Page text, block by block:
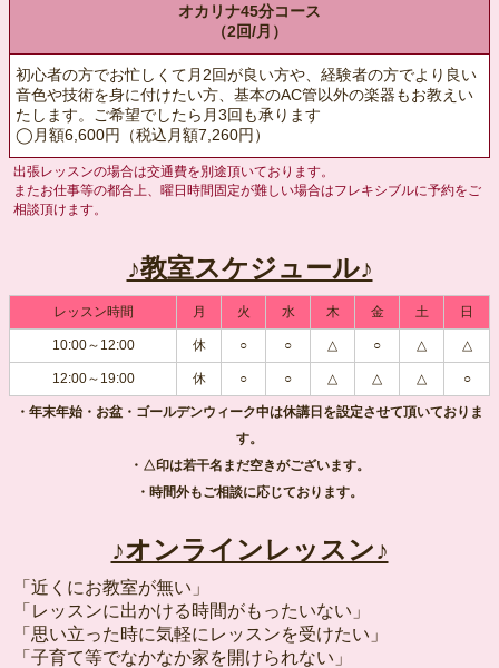
オカリナ45分コース
（2回/月）
初心者の方でお忙しくて月2回が良い方や、経験者の方でより良い
音色や技術を身に付けたい方、基本のAC管以外の楽器もお教えい
たします。ご希望でしたら月3回も承ります
◯月額6,600円（税込月額7,260円）
出張レッスンの場合は交通費を別途頂いております。
またお仕事等の都合上、曜日時間固定が難しい場合はフレキシブルに予約をご
相談頂けます。
♪教室スケジュール♪
レッスン時間 月 火 水 木 金 土 日
10:00～12:00 休 ○ ○ △ ○ △ △
12:00～19:00 休 ○ ○ △ △ △ ○
・年末年始・お盆・ゴールデンウィーク中は休講日を設定させて頂いておりま
す。
・△印は若干名まだ空きがございます。
・時間外もご相談に応じております。
♪オンラインレッスン♪
「近くにお教室が無い」
「レッスンに出かける時間がもったいない」
「思い立った時に気軽にレッスンを受けたい」
「子育て等でなかなか家を開けられない」